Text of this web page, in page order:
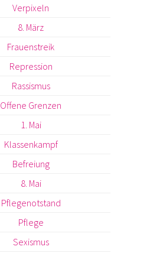
Verpixeln
8. März
Frauenstreik
Repression
Rassismus
Offene Grenzen
1. Mai
Klassenkampf
Befreiung
8. Mai
Pflegenotstand
Pflege
Sexismus